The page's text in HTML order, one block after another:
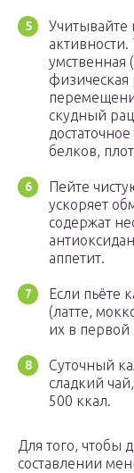
Учитывайте
активности.
умственная
физическая
скудный
белков,
Пейте
ускоряет
содержат
аппетит.
Если пьёте
(латте,
их в первой
Суточный
сладкий
500 ккал.
Для того, чтобы
составлении